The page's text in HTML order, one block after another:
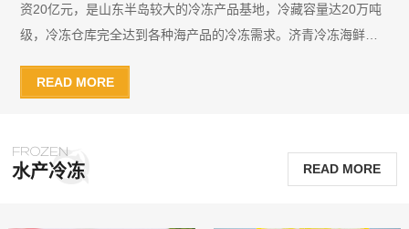
资20亿元，是山东半岛较大的冷冻产品基地，冷藏容量达20万吨
级，冷冻仓库完全达到各种海产品的冷冻需求。 济青冷冻海鲜批
外近千种的冷冻水产品,便利的交通，完善的配套服务，使这里成
华东、华中、华北、西北、西南等地，共计200多个城市。半岛交
通中心，海陆空联动，位于济青高速青岛出口，辐射全国，贯穿
READ MORE
FROZEN
水产冷冻 READ MORE